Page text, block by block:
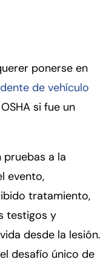
ponerse en
de vehículo
si fue un
a la
evento,
tratamiento,
testigos y
desde la lesión.
desafío único de